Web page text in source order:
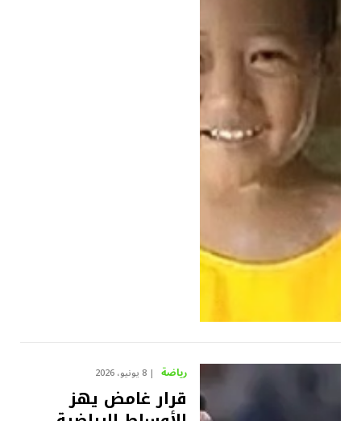
رياضة 8 يونيو، 2026
قرار غامض يهز